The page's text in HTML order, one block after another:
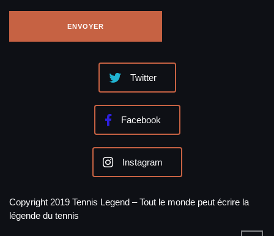
Twitter
Facebook
Instagram
Copyright 2019 Tennis Legend – Tout le monde peut écrire la
légende du tennis